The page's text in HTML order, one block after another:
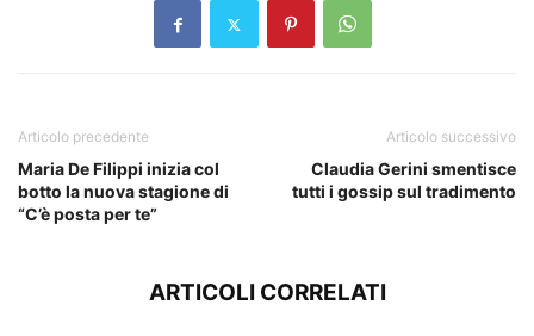
Articolo precedente
Maria De Filippi inizia col
botto la nuova stagione di
“C’è posta per te”
Articolo successivo
Claudia Gerini smentisce
tutti i gossip sul tradimento
ARTICOLI CORRELATI